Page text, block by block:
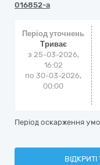
016852-a
Період уточнень
Триває
з 25-03-2026,
16:02
по 30-03-2026,
00:00
Період оскарження